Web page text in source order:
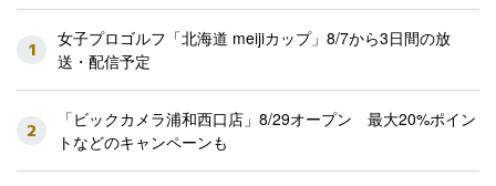
1
女子プロゴルフ「北海道 meijiカップ」8/7から3日間の放
送・配信予定
2
「ビックカメラ浦和西口店」8/29オープン 最大20%ポイン
トなどのキャンペーンも